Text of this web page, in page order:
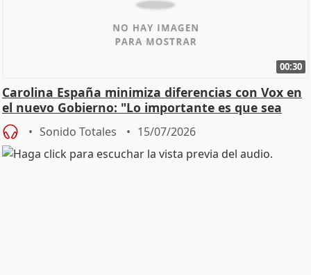
00:30
Carolina España minimiza diferencias con Vox en
el nuevo Gobierno: "Lo importante es que sea
una leg
Sonido Totales 15/07/2026